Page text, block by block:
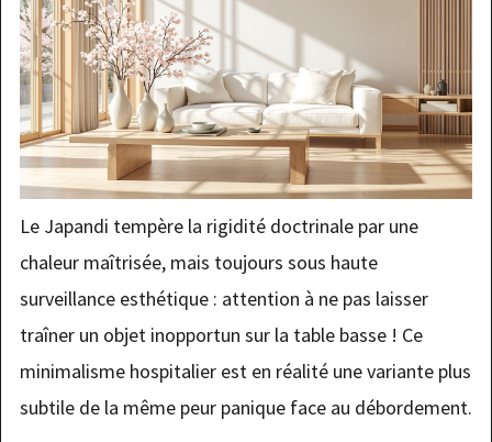
Le Japandi tempère la rigidité doctrinale par une
chaleur maîtrisée, mais toujours sous haute
surveillance esthétique : attention à ne pas laisser
traîner un objet inopportun sur la table basse ! Ce
minimalisme hospitalier est en réalité une variante plus
subtile de la même peur panique face au débordement.